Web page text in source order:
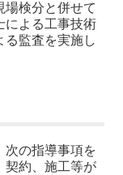
場検分と併せて
による工事技術
る監査を実施し
次の指導事項を
契約、施工等が